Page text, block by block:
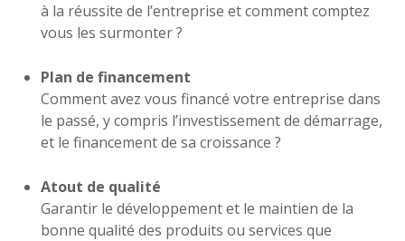
à la réussite de l’entreprise et comment comptez
vous les surmonter ?
Plan de financement
Comment avez vous financé votre entreprise dans
le passé, y compris l’investissement de démarrage,
et le financement de sa croissance ?
Atout de qualité
Garantir le développement et le maintien de la
bonne qualité des produits ou services que